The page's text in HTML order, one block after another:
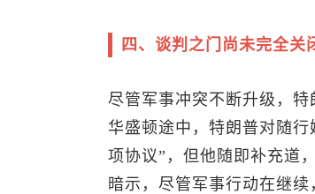
四、谈判之门尚未完全关
尽管军事冲突不断升级，
华盛顿途中，特朗普对随
项协议”，但他随即补充道
暗示，尽管军事行动在继续